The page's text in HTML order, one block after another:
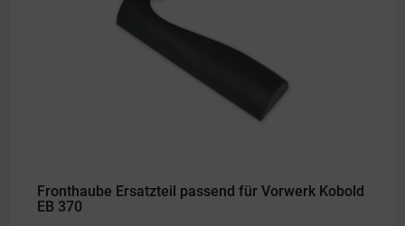
Fronthaube Ersatzteil passend für Vorwerk Kobold
EB 370